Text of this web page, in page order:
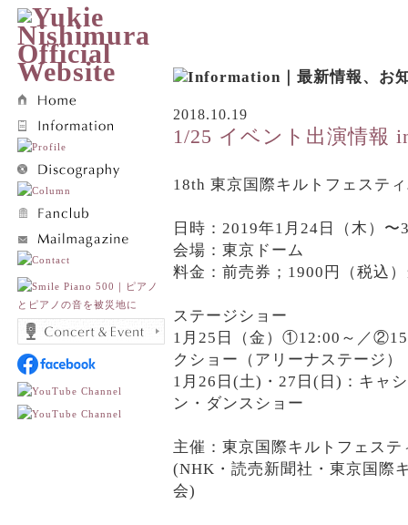
2018.10.19
1/25 イベント出演情報
18th 東京国際キルトフェステ
日時：2019年1月24日（木）
会場：東京ドーム
料金：前売券；1900円（税込
ステージショー
1月25日（金）①12:00～／
クショー（アリーナステージ）
1月26日(土)・27日(日)：キャ
ン・ダンスショー
主催：東京国際キルトフェス
(NHK・読売新聞社・東京国際
会)